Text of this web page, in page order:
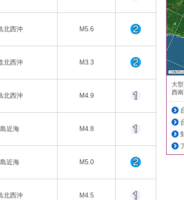
北西沖 M5.6
北西沖 M3.3
北西沖 M4.9
近海 M4.8
近海 M5.0
北西沖 M4.5
大
西